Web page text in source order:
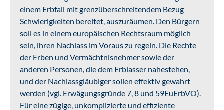
einem Erbfall mit grenzüberschreitendem Bezug
Schwierigkeiten bereitet, auszuräumen. Den Bürgern
soll es in einem europäischen Rechtsraum möglich
sein, ihren Nachlass im Voraus zu regeln. Die Rechte
der Erben und Vermächtnisnehmer sowie der
anderen Personen, die dem Erblasser nahestehen,
und der Nachlassgläubiger sollen effektiv gewahrt
werden (vgl. Erwägungsgründe 7, 8 und 59EuErbVO).
Für eine zügige, unkomplizierte und effiziente